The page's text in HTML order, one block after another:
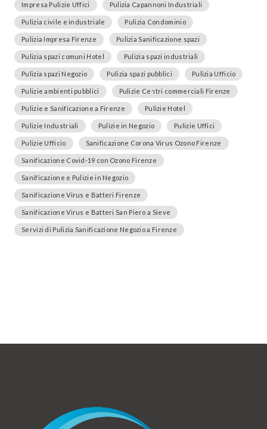
Impresa Pulizie Uffici Pulizia Capannoni Industriali
Pulizia civile e industriale Pulizia Condominio
Pulizia Impresa Firenze Pulizia Sanificazione spazi
Pulizia spazi comuni Hotel Pulizia spazi industriali
Pulizia spazi Negozio Pulizia spazi pubblici Pulizia Ufficio
Pulizie ambienti pubblici Pulizie Centri commerciali Firenze
Pulizie e Sanificazione a Firenze Pulizie Hotel
Pulizie Industriali Pulizie in Negozio Pulizie Uffici
Pulizie Ufficio Sanificazione Corona Virus Ozono Firenze
Sanificazione Covid-19 con Ozono Firenze
Sanificazione e Pulizie in Negozio
Sanificazione Virus e Batteri Firenze
Sanificazione Virus e Batteri San Piero a Sieve
Servizi di Pulizia Sanificazione Negozio a Firenze